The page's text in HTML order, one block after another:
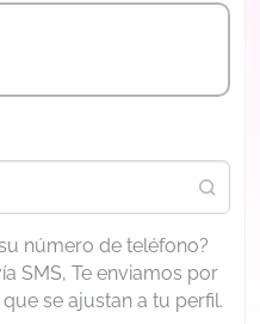
número de teléfono?
SMS, Te enviamos por
se ajustan a tu perfil.